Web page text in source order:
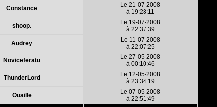
Constance
Le 21-07-2008
à 19:28:11
shoop.
Le 19-07-2008
à 22:37:39
Audrey
Le 11-07-2008
à 22:07:25
Noviceferatu
Le 27-05-2008
à 00:10:46
ThunderLord
Le 12-05-2008
à 23:34:19
Ouaille
Le 07-05-2008
à 22:51:49